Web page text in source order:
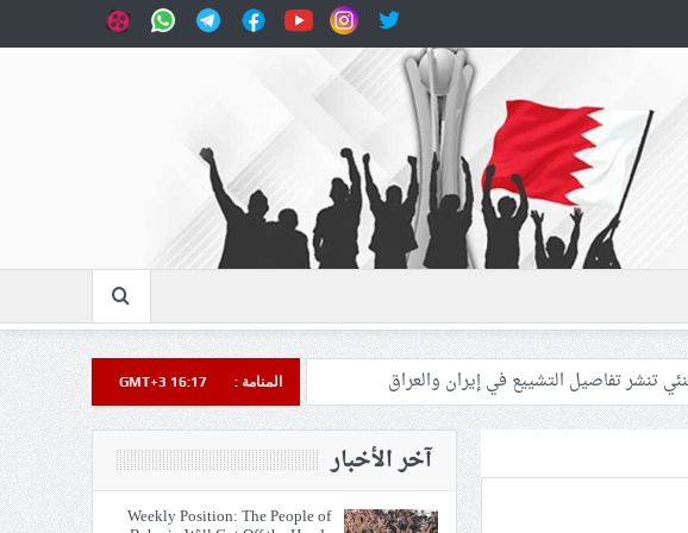
GMT+3 16:17 المنامة :
آخر الأخبار
Weekly Position: The People of